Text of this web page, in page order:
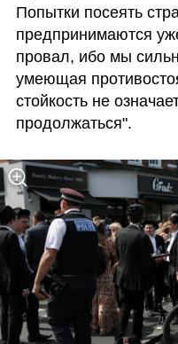
Попытки посеять
предпринимаются
провал, ибо мы
умеющая
стойкость не
продолжаться".